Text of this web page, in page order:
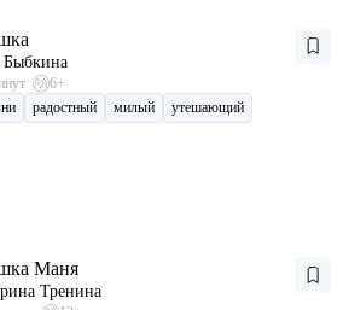
6+
радостный милый утешающий
Маня
Тренина